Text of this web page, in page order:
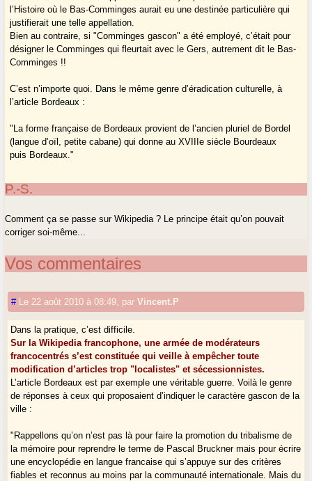
l’Histoire où le Bas-Comminges aurait eu une destinée particulière qui
justifierait une telle appellation.
Bien au contraire, si "Comminges gascon" a été employé, c’était pour
désigner le Comminges qui fleurtait avec le Gers, autrement dit le Bas-
Comminges !!
C’est n’importe quoi. Dans le même genre d’éradication culturelle, à
l’article Bordeaux :
"La forme française de Bordeaux provient de l’ancien pluriel de Bordel
(langue d’oïl, petite cabane) qui donne au XVIIIe siècle Bourdeaux
puis Bordeaux."
P.-S.
Comment ça se passe sur Wikipedia ? Le principe était qu’on pouvait
corriger soi-même...
Vos commentaires
# Le 22 août 2010 à 08:49 parVincent.P
Dans la pratique, c’est difficile.
Sur la Wikipedia francophone, une armée de modérateurs
francocentrés s’est constituée qui veille à empêcher toute
modification d’articles trop "localistes" et sécessionnistes.
L’article Bordeaux est par exemple une véritable guerre. Voilà le genre
de réponses à ceux qui proposaient d’indiquer le caractère gascon de la
ville :
"Rappellons qu’on n’est pas là pour faire la promotion du tribalisme de
la mémoire pour reprendre le terme de Pascal Bruckner mais pour écrire
une encyclopédie en langue francaise qui s’appuye sur des critères
fiables et reconnus au moins par la communauté internationale. Mais du